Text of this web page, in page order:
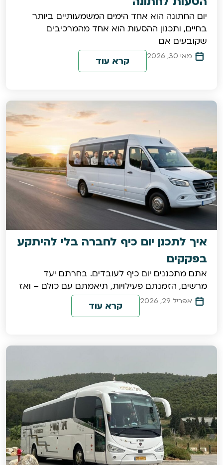
יום החתונה הוא אחד הימים המשמעותיים ביותר
בחיים, ותכנון ההסעות הוא אחד מהמרכיבים
שקובעים אם
מאי 30, 2026 קרא עוד
איך לתכנן יום כיף לחברה בלי להיתקע
בפקקים
אתם מתכננים יום כיף לעובדים. בחרתם יעד
מרשים, הזמנתם פעילויות, תיאמתם עם כולם – ואז
אפריל 29, 2026 קרא עוד